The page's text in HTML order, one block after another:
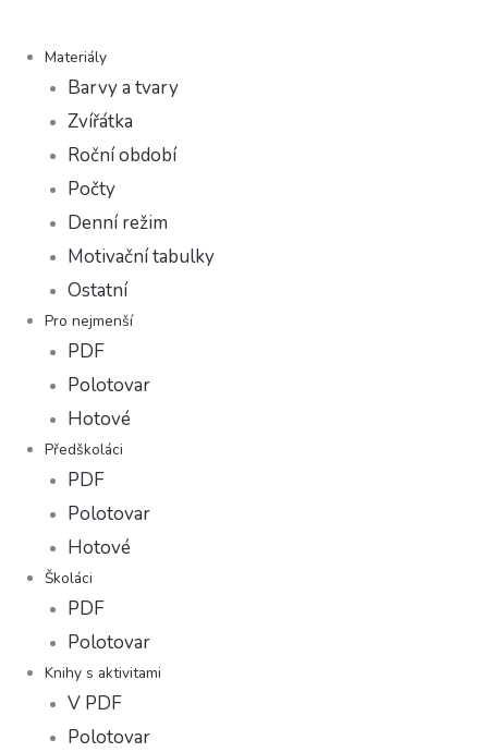
Materiály
Barvy a tvary
Zvířátka
Roční období
Počty
Denní režim
Motivační tabulky
Ostatní
Pro nejmenší
PDF
Polotovar
Hotové
Předškoláci
PDF
Polotovar
Hotové
Školáci
PDF
Polotovar
Knihy s aktivitami
V PDF
Polotovar